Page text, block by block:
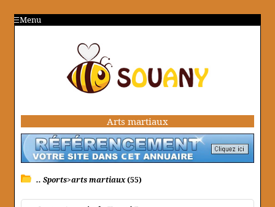
Menu
Arts martiaux
.. Sports>arts martiaux(55)